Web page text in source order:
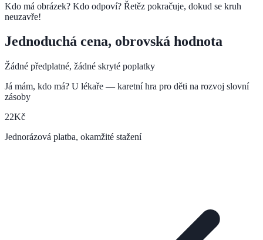
Kdo má obrázek? Kdo odpoví? Řetěz pokračuje, dokud se kruh
neuzavře!
Jednoduchá cena, obrovská hodnota
Žádné předplatné, žádné skryté poplatky
Já mám, kdo má? U lékaře — karetní hra pro děti na rozvoj slovní
zásoby
22Kč
Jednorázová platba, okamžité stažení